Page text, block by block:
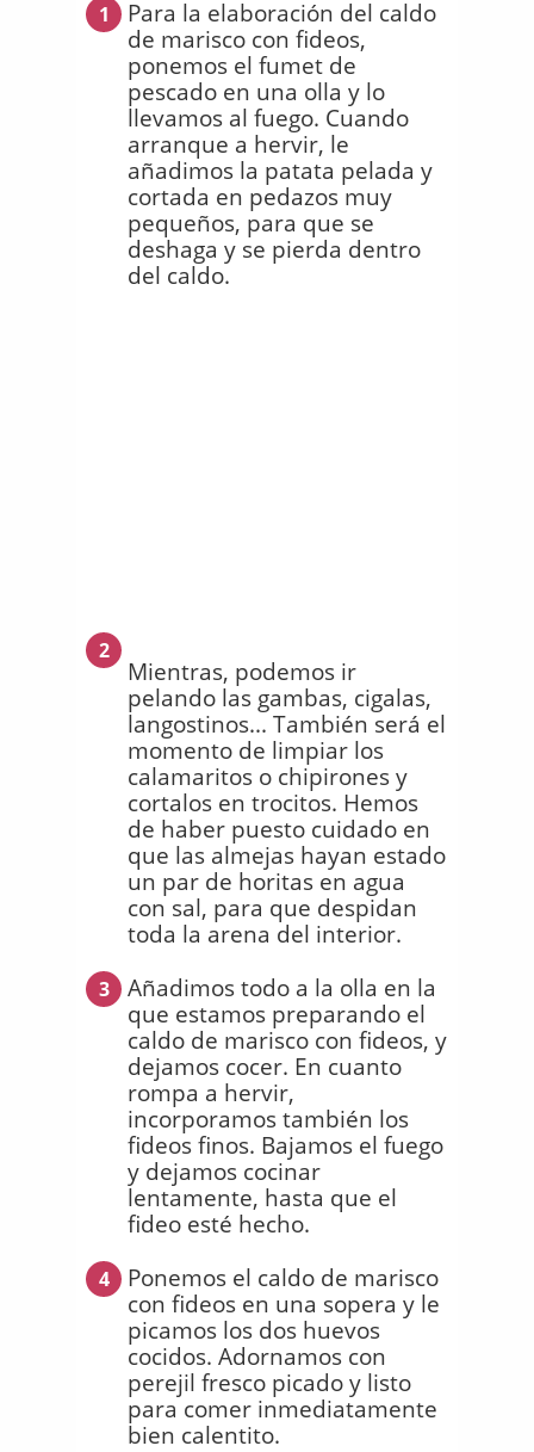
1
Para la elaboración del caldo
de marisco con fideos,
ponemos el fumet de
pescado en una olla y lo
llevamos al fuego. Cuando
arranque a hervir, le
añadimos la patata pelada y
cortada en pedazos muy
pequeños, para que se
deshaga y se pierda dentro
del caldo.
2
Mientras, podemos ir
pelando las gambas, cigalas,
langostinos... También será el
momento de limpiar los
calamaritos o chipirones y
cortalos en trocitos. Hemos
de haber puesto cuidado en
que las almejas hayan estado
un par de horitas en agua
con sal, para que despidan
toda la arena del interior.
3
Añadimos todo a la olla en la
que estamos preparando el
caldo de marisco con fideos, y
dejamos cocer. En cuanto
rompa a hervir,
incorporamos también los
fideos finos. Bajamos el fuego
y dejamos cocinar
lentamente, hasta que el
fideo esté hecho.
4
Ponemos el caldo de marisco
con fideos en una sopera y le
picamos los dos huevos
cocidos. Adornamos con
perejil fresco picado y listo
para comer inmediatamente
bien calentito.